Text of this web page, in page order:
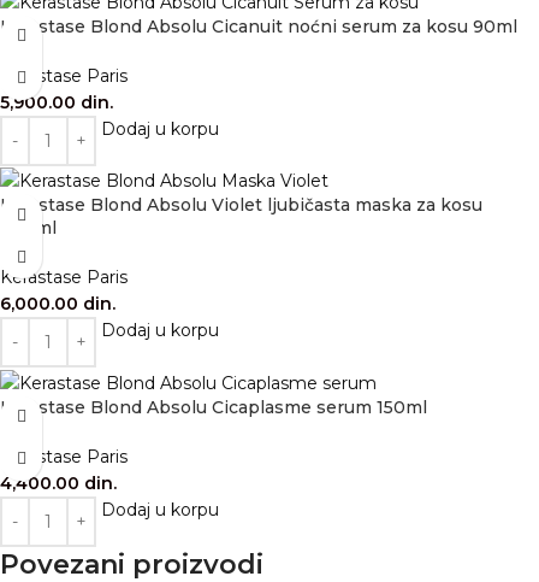
Kérastase Blond Absolu Cicanuit noćni serum za kosu 90ml
Kérastase Paris
5,900.00 din.
Dodaj u korpu
Kérastase Blond Absolu Violet ljubičasta maska za kosu
200ml
Kérastase Paris
6,000.00 din.
Dodaj u korpu
Kérastase Blond Absolu Cicaplasme serum 150ml
Kérastase Paris
4,400.00 din.
Dodaj u korpu
Povezani proizvodi